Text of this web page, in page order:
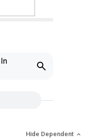
Hide Dependent